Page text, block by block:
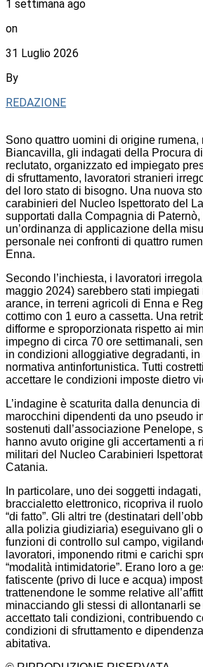
1 settimana ago
on
31 Luglio 2026
By
REDAZIONE
Sono quattro uomini di origine rumena,
Biancavilla, gli indagati della Procura
reclutato, organizzato ed impiegato
di sfruttamento, lavoratori stranieri
del loro stato di bisogno. Una nuova
carabinieri del Nucleo Ispettorato del
supportati dalla Compagnia di
un’ordinanza di applicazione della
personale nei confronti di quattro
Enna.
Secondo l’inchiesta, i lavoratori
maggio 2024) sarebbero stati
arance, in terreni agricoli di Enna e
cottimo con 1 euro a cassetta. Una
difforme e sproporzionata rispetto ai
impegno di circa 70 ore settimanali,
in condizioni alloggiative degradanti,
normativa antinfortunistica. Tutti
accettare le condizioni imposte dietro
L’indagine è scaturita dalla denuncia
marocchini dipendenti da uno pseudo
sostenuti dall’associazione Penelope,
hanno avuto origine gli accertamenti a
militari del Nucleo Carabinieri
Catania.
In particolare, uno dei soggetti
braccialetto elettronico, ricopriva il
“di fatto”. Gli altri tre (destinatari
alla polizia giudiziaria) eseguivano gli
funzioni di controllo sul campo,
lavoratori, imponendo ritmi e carichi
“modalità intimidatorie”. Erano loro a
fatiscente (privo di luce e acqua)
trattenendone le somme relative
minacciando gli stessi di allontanarli
accettato tali condizioni, contribuendo
condizioni di sfruttamento e
abitativa.